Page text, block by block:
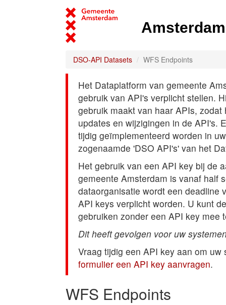
DSO-API Datasets WFS Endpoints
Het Dataplatform van gemeente
gebruik van API's verplicht stellen.
gebruik maakt van haar APIs,
updates en wijzigingen in de API's.
tijdig geïmplementeerd worden in
zogenaamde 'DSO API's' van het
Het gebruik van een API key bij de
gemeente Amsterdam is vanaf half
dataorganisatie wordt een deadline
API keys verplicht worden. U kunt
gebruiken zonder een API key mee
Dit heeft gevolgen voor uw
Vraag tijdig een API key aan om
formulier een API key aanvragen.
WFS Endpoints